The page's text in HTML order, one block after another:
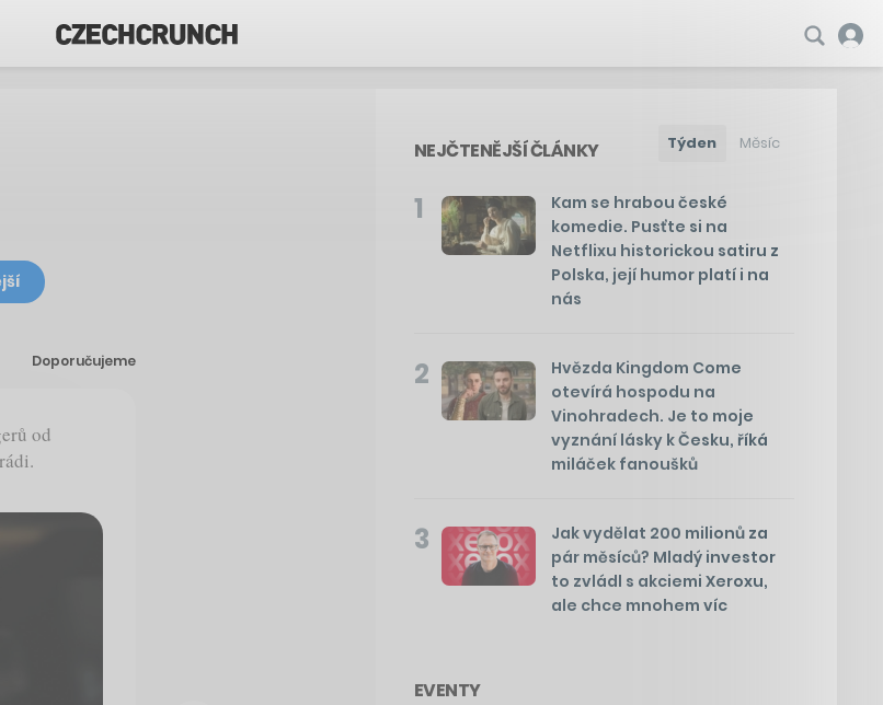
Doporučujeme
od
NEJČTENĚJŠÍ ČLÁNKY Týden Měsíc
1
Kam se hrabou české
komedie. Pusťte si na
Netflixu historickou satiru z
Polska, její humor platí i na
nás
2
Hvězda Kingdom Come
otevírá hospodu na
Vinohradech. Je to moje
vyznání lásky k Česku, říká
miláček fanoušků
3
Jak vydělat 200 milionů za
pár měsíců? Mladý investor
to zvládl s akciemi Xeroxu,
ale chce mnohem víc
EVENTY